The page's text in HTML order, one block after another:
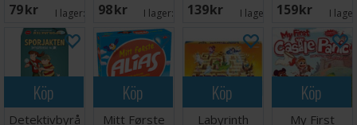
79 SEK I lager: 98 SEK I lager: 139 SEK I lager: 159 SEK I
Köp
Detektivbyrå
Köp
Mitt Første
Köp
Labyrinth
Köp
My First